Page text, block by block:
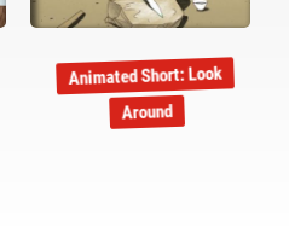
Animated Short: Look
Around